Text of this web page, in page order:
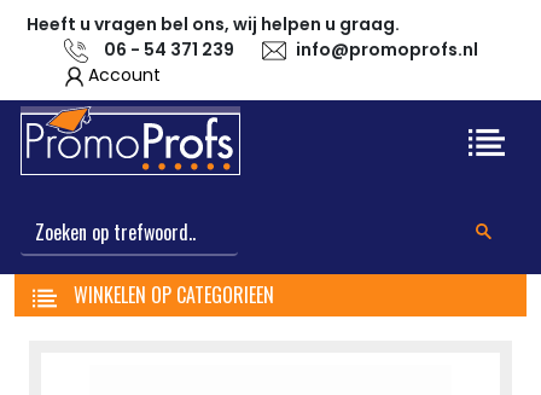
Heeft u vragen bel ons, wij helpen u graag.
06 - 54 371 239
info@promoprofs.nl
Account
WINKELEN OP CATEGORIEEN